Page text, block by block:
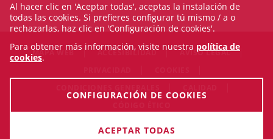
MAPA WEB ACCESIBILIDAD
AVISO LEGAL
© Sat Aug 08 11:44:12 CEST 2026 Il·lustre Col·legi de l'Advocacia
Al hacer clic en 'Aceptar todas', aceptas la instalación de
todas las cookies. Si prefieres configurar tú mismo / a o
rechazarlas, haz clic en 'Configuración de cookies'.
Para obtener más información, visite nuestra política de
cookies.
CONFIGURACIÓN DE COOKIES
ACEPTAR TODAS